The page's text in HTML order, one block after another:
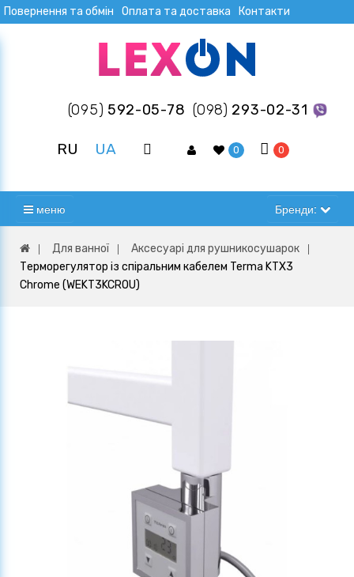
Повернення та обмін Оплата та доставка Контакти
(095) 592-05-78 (098) 293-02-31
RU UA 0 0
меню Бренди:
Для ванної
Аксесуарі для рушникосушарок
Терморегулятор із спіральним кабелем Terma KTX3
Chrome (WEKT3KCROU)